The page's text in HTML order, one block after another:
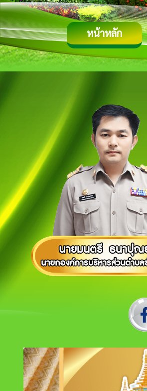
หน้าหลัก